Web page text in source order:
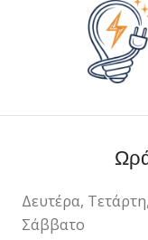
Δευτέρα, Τετάρτη,
Σάββατο